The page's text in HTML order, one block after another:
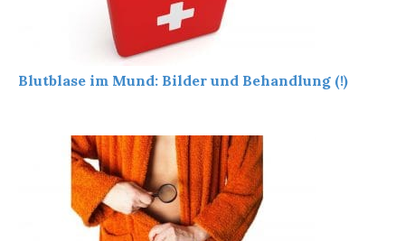
Blutblase im Mund: Bilder und Behandlung (!)